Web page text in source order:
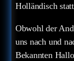
Holländisch
Obwohl der
uns nach und
Bekannten